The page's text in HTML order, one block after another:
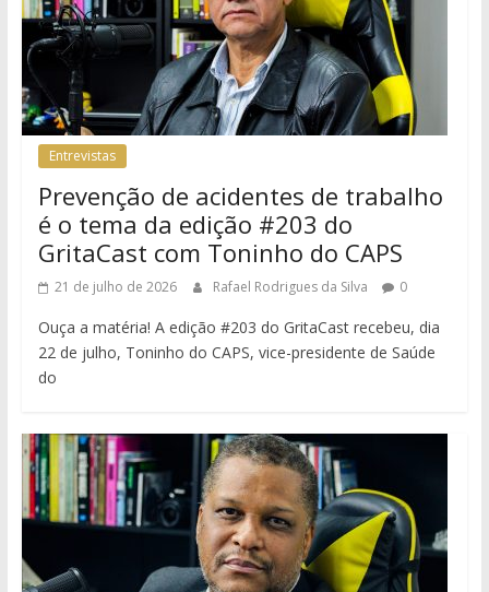
Entrevistas
Prevenção de acidentes de trabalho
é o tema da edição #203 do
GritaCast com Toninho do CAPS
21 de julho de 2026 Rafael Rodrigues da Silva 0
Ouça a matéria! A edição #203 do GritaCast recebeu, dia
22 de julho, Toninho do CAPS, vice-presidente de Saúde
do